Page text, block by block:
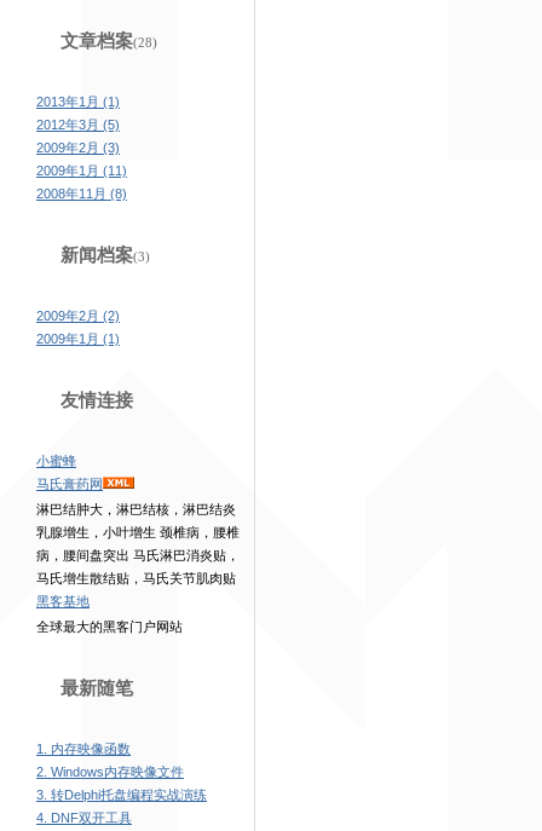
文章档案(28)
2013年1月 (1)
2012年3月 (5)
2009年2月 (3)
2009年1月 (11)
2008年11月 (8)
新闻档案(3)
2009年2月 (2)
2009年1月 (1)
友情连接
小蜜蜂
马氏膏药网
淋巴结肿大，淋巴结核，淋巴结炎
乳腺增生，小叶增生 颈椎病，腰椎
病，腰间盘突出 马氏淋巴消炎贴，
马氏增生散结贴，马氏关节肌肉贴
黑客基地
全球最大的黑客门户网站
最新随笔
1. 内存映像函数
2. Windows内存映像文件
3. 转Delphi托盘编程实战演练
4. DNF双开工具